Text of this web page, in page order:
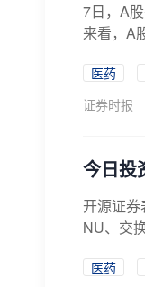
7日，A
来看，A
医药
证券时报
今日投
开源证券
NU、交
医药